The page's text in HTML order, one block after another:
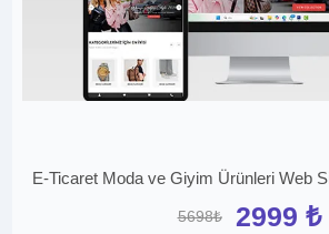
E-Ticaret Moda ve Giyim Ürünleri Web
5698₺ 2999 ₺